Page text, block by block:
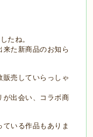
たね。
た新商品のお知ら
販売していらっしゃ
が出会い、コラボ商
いる作品もありま